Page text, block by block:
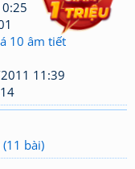
10 âm tiết
11:39
bài)